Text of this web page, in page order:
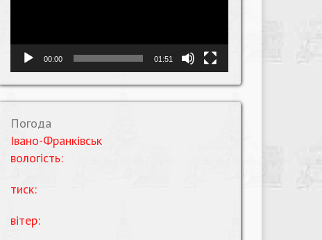
00:00 01:51
Погода
Івано-Франківськ
вологість:
тиск:
вітер: